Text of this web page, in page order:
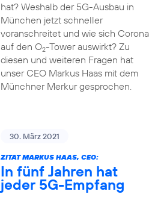
hat? Weshalb der 5G-Ausbau in
München jetzt schneller
voranschreitet und wie sich Corona
auf den O2-Tower auswirkt? Zu
diesen und weiteren Fragen hat
unser CEO Markus Haas mit dem
Münchner Merkur gesprochen.
30. März 2021
ZITAT MARKUS HAAS, CEO:
In fünf Jahren hat
jeder 5G-Empfang